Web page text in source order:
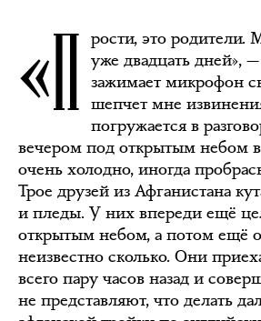
«П рости, это родители.
уже двадцать дней»,
зажимает микрофон
шепчет мне
погружается в
вечером под открытым небом
очень холодно, иногда
Трое друзей из Афганистана
и пледы. У них впереди ещё
открытым небом, а потом ещё
неизвестно сколько. Они
всего пару часов назад и
не представляют, что делать